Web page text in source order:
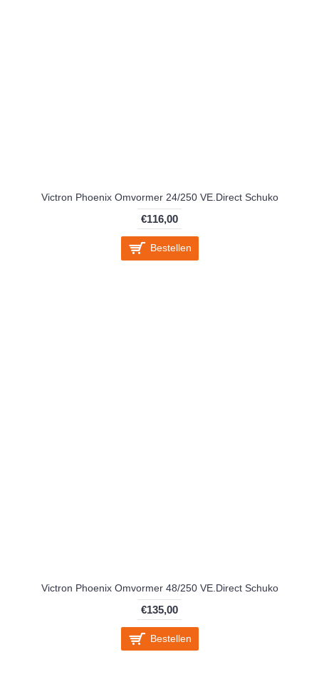
Victron Phoenix Omvormer 24/250 VE.Direct Schuko
€116,00
Bestellen
Victron Phoenix Omvormer 48/250 VE.Direct Schuko
€135,00
Bestellen